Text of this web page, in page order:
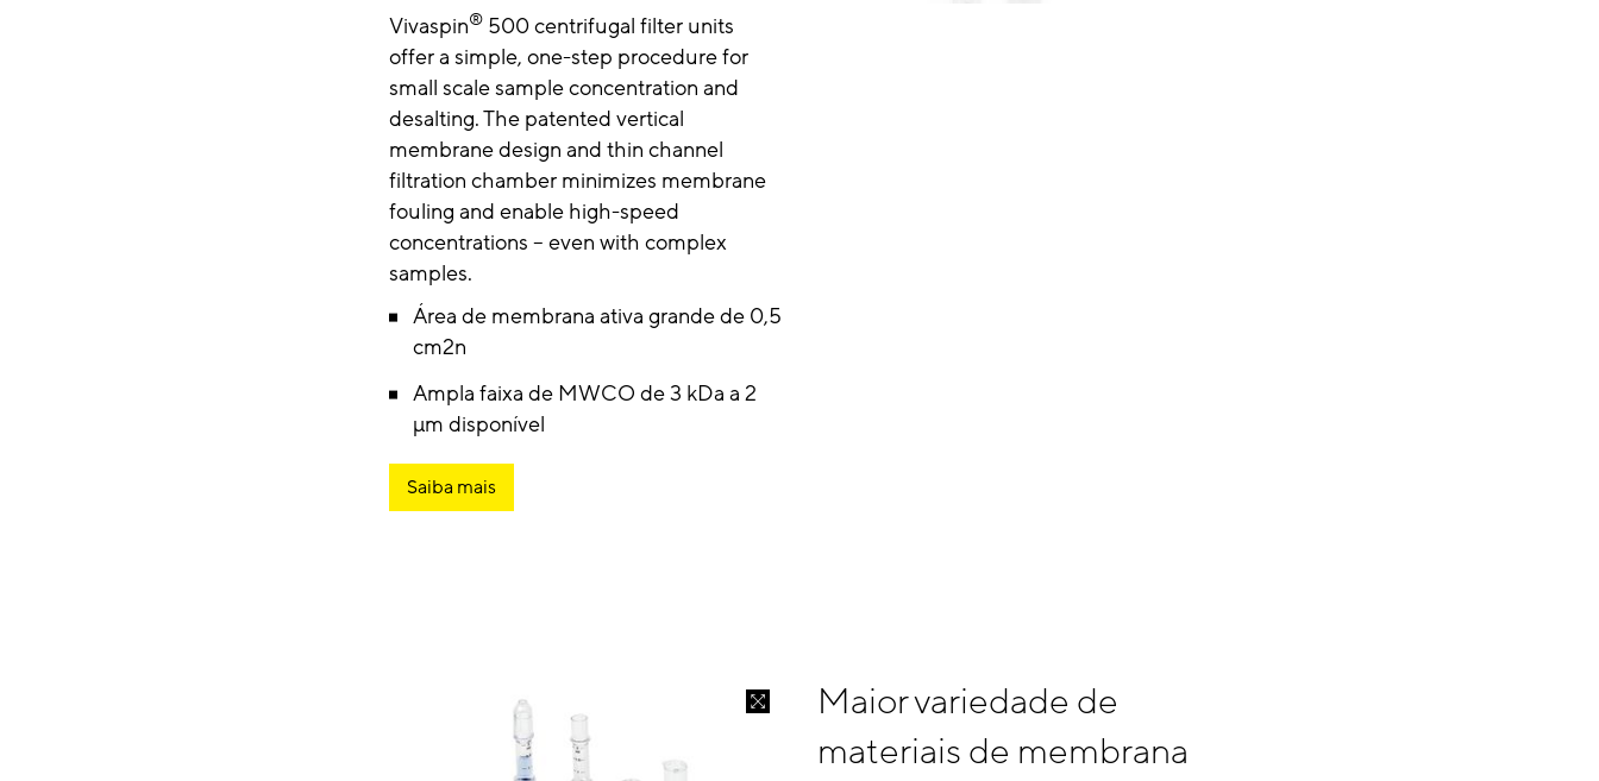
Vivaspin® 500 centrifugal filter units
offer a simple, one-step procedure for
small scale sample concentration and
desalting. The patented vertical
membrane design and thin channel
filtration chamber minimizes membrane
fouling and enable high-speed
concentrations – even with complex
samples.
Área de membrana ativa grande de 0,5
cm2n
Ampla faixa de MWCO de 3 kDa a 2
µm disponível
Saiba mais
Maior variedade de
materiais de membrana